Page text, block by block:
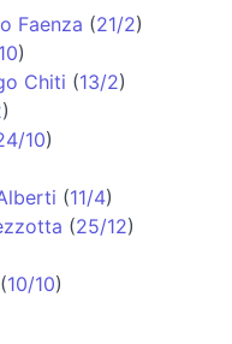
Faenza (21/2)
)
Chiti (13/2)
)
10)
(11/4)
(25/12)
(10/10)